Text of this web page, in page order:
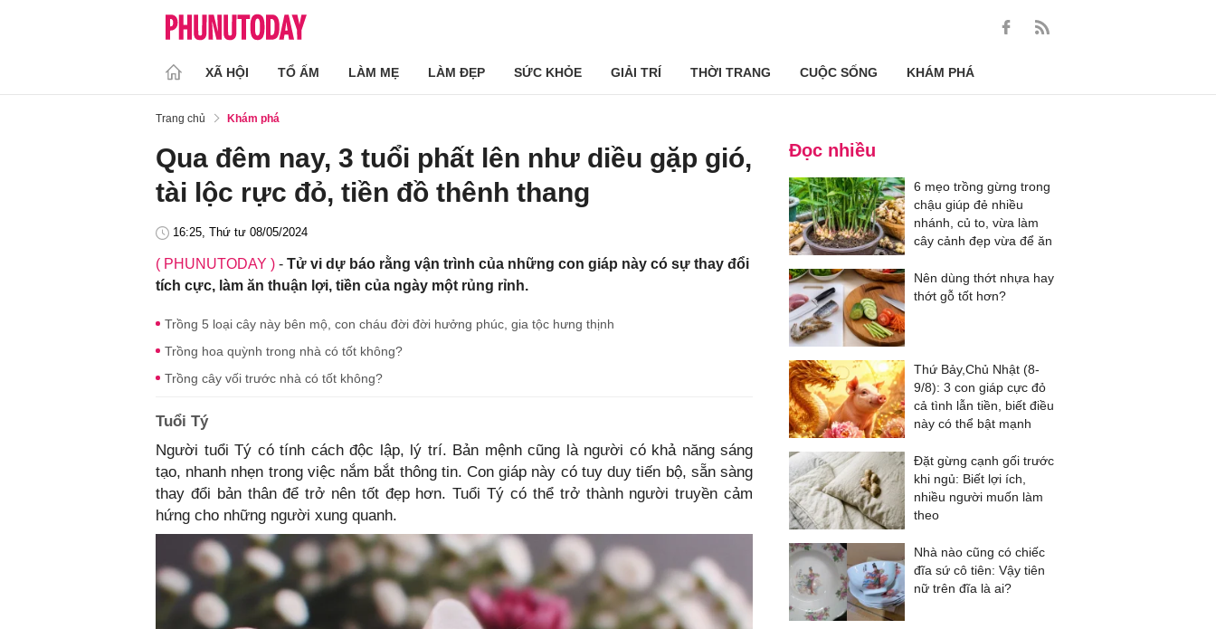
XÃ HỘI TỔ ẤM LÀM MẸ LÀM ĐẸP SỨC KHỎE GIẢI TRÍ THỜI TRANG CUỘC SỐNG KHÁM PHÁ
Trang chủ Khám phá
Qua đêm nay, 3 tuổi phất lên như diều gặp gió,
tài lộc rực đỏ, tiền đồ thênh thang
16:25, Thứ tư 08/05/2024
( PHUNUTODAY ) - Tử vi dự báo rằng vận trình của những con giáp này có sự thay đổi
tích cực, làm ăn thuận lợi, tiền của ngày một rủng rỉnh.
Trồng 5 loại cây này bên mộ, con cháu đời đời hưởng phúc, gia tộc hưng thịnh
Trồng hoa quỳnh trong nhà có tốt không?
Trồng cây vối trước nhà có tốt không?
Tuổi Tý
Người tuổi Tý có tính cách độc lập, lý trí. Bản mệnh cũng là người có khả năng sáng
tạo, nhanh nhẹn trong việc nắm bắt thông tin. Con giáp này có tuy duy tiến bộ, sẵn sàng
thay đổi bản thân để trở nên tốt đẹp hơn. Tuổi Tý có thể trở thành người truyền cảm
hứng cho những người xung quanh.
Đọc nhiều
6 mẹo trồng gừng trong
chậu giúp đẻ nhiều
nhánh, củ to, vừa làm
cây cảnh đẹp vừa để ăn
Nên dùng thớt nhựa hay
thớt gỗ tốt hơn?
Thứ Bảy,Chủ Nhật (8-
9/8): 3 con giáp cực đỏ
cả tình lẫn tiền, biết điều
này có thể bật mạnh
Đặt gừng cạnh gối trước
khi ngủ: Biết lợi ích,
nhiều người muốn làm
theo
Nhà nào cũng có chiếc
đĩa sứ cô tiên: Vậy tiên
nữ trên đĩa là ai?